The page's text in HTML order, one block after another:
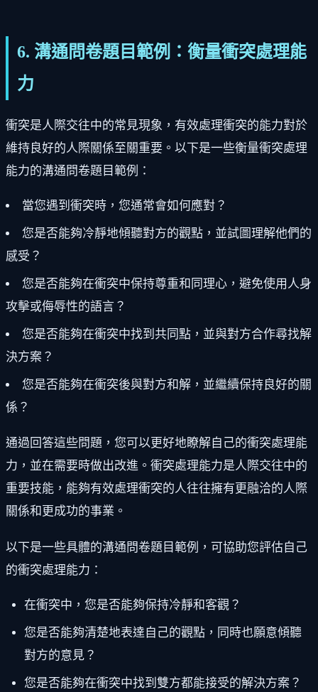
6. 溝通問卷題目範例：衡量衝突處理能
力
衝突是人際交往中的常見現象，有效處理衝突的能力對於
維持良好的人際關係至關重要。以下是一些衡量衝突處理
能力的溝通問卷題目範例：
當您遇到衝突時，您通常會如何應對？
您是否能夠冷靜地傾聽對方的觀點，並試圖理解他們的
感受？
您是否能夠在衝突中保持尊重和同理心，避免使用人身
攻擊或侮辱性的語言？
您是否能夠在衝突中找到共同點，並與對方合作尋找解
決方案？
您是否能夠在衝突後與對方和解，並繼續保持良好的關
係？
通過回答這些問題，您可以更好地瞭解自己的衝突處理能
力，並在需要時做出改進。衝突處理能力是人際交往中的
重要技能，能夠有效處理衝突的人往往擁有更融洽的人際
關係和更成功的事業。
以下是一些具體的溝通問卷題目範例，可協助您評估自己
的衝突處理能力：
在衝突中，您是否能夠保持冷靜和客觀？
您是否能夠清楚地表達自己的觀點，同時也願意傾聽
對方的意見？
您是否能夠在衝突中找到雙方都能接受的解決方案？